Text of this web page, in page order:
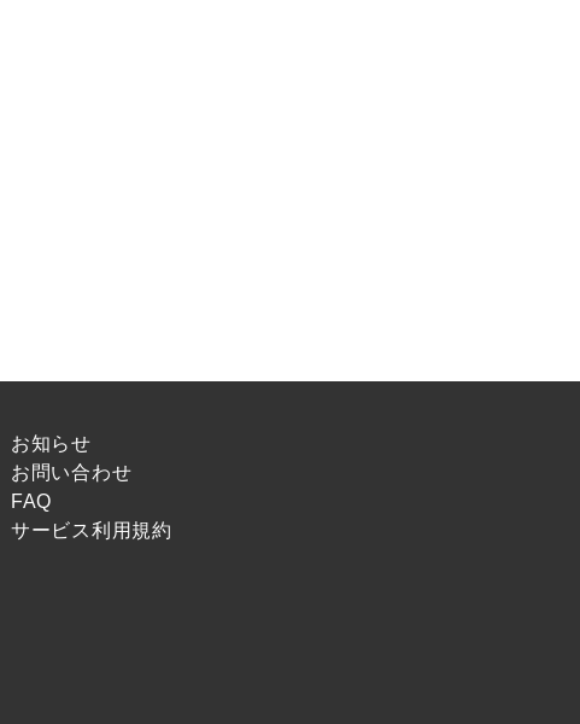
お知らせ
お問い合わせ
FAQ
サービス利用規約